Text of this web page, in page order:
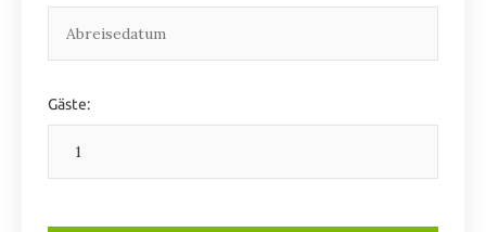
Gäste: